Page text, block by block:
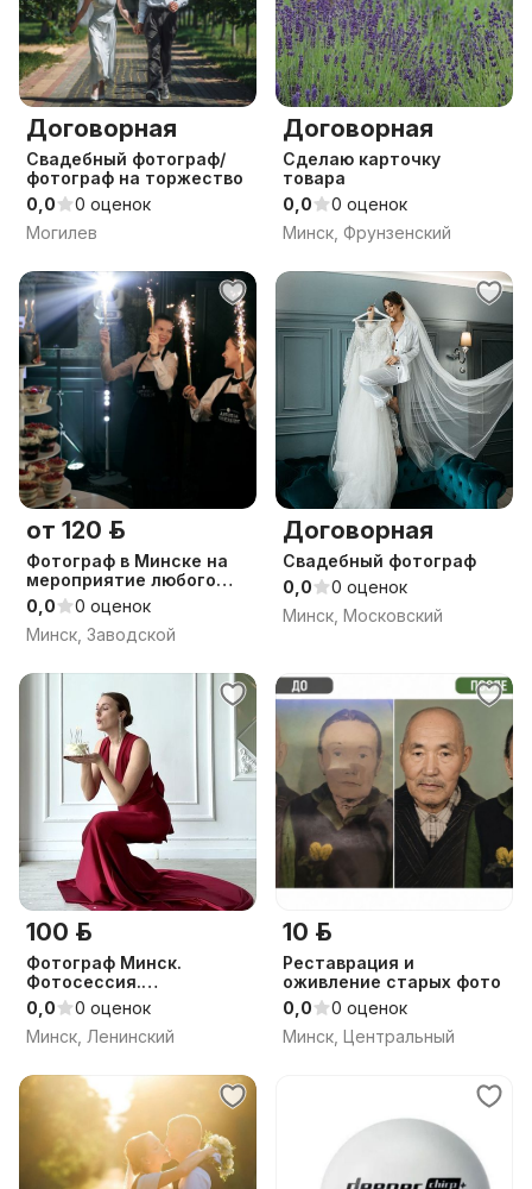
Договорная
Свадебный фотограф/
фотограф на торжество
0,0
0 оценок
Могилев
Договорная
Сделаю карточку
товара
0,0
0 оценок
Минск, Фрунзенский
от 120 р.
Фотограф в Минске на
мероприятие любого
уровня.
0,0
0 оценок
Минск, Заводской
Договорная
Свадебный фотограф
0,0
0 оценок
Минск, Московский
100 р.
Фотограф Минск.
Фотосессия.
Фотопрогулка. Портрет
0,0
0 оценок
Минск, Ленинский
10 р.
Реставрация и
оживление старых фото
0,0
0 оценок
Минск, Центральный